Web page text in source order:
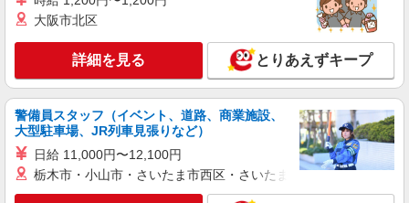
派遣社員
ギフト商品のシール貼り、仕分け
時給1,400円以上＋交通費全額支給 ※夜勤は時
給1,750円以上（深夜手当含む） ◆月収例
246,400円 （日勤シフト10時〜19時 週5日勤務の
場合） 時給1,400円×8h×22日勤務
兵庫県神戸市中央区 ★上記以外にも多数派遣
先有
キープ 詳細を見る
大阪市北区
詳細を見る とりあえずキープ
警備員スタッフ（イベント、道路、商業施設、
大型駐車場、JR列車見張りなど）
日給 11,000円〜12,100円
栃木市・小山市・さいたま市西区・さいたま市岩槻区・久喜市・